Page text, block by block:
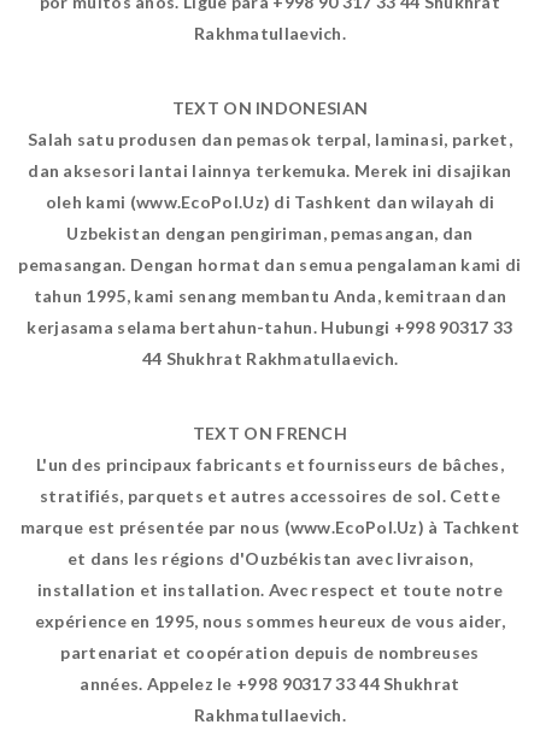
Rakhmatullaevich.
TEXT ON INDONESIAN
Salah satu produsen dan pemasok terpal, laminasi, parket,
dan aksesori lantai lainnya terkemuka. Merek ini disajikan
oleh kami (www.EcoPol.Uz) di Tashkent dan wilayah di
Uzbekistan dengan pengiriman, pemasangan, dan
pemasangan. Dengan hormat dan semua pengalaman kami di
tahun 1995, kami senang membantu Anda, kemitraan dan
kerjasama selama bertahun-tahun. Hubungi +998 90317 33
44 Shukhrat Rakhmatullaevich.
TEXT ON FRENCH
L'un des principaux fabricants et fournisseurs de bâches,
stratifiés, parquets et autres accessoires de sol. Cette
marque est présentée par nous (www.EcoPol.Uz) à Tachkent
et dans les régions d'Ouzbékistan avec livraison,
installation et installation. Avec respect et toute notre
expérience en 1995, nous sommes heureux de vous aider,
partenariat et coopération depuis de nombreuses
années. Appelez le +998 90317 33 44 Shukhrat
Rakhmatullaevich.